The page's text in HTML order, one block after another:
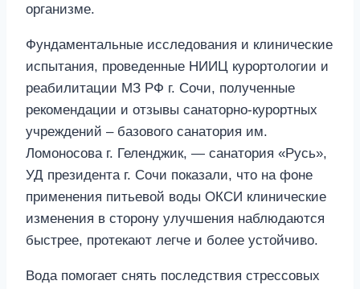
организме.
Фундаментальные исследования и клинические
испытания, проведенные НИИЦ курортологии и
реабилитации МЗ РФ г. Сочи, полученные
рекомендации и отзывы санаторно-курортных
учреждений – базового санатория им.
Ломоносова г. Геленджик, — санатория «Русь»,
УД президента г. Сочи показали, что на фоне
применения питьевой воды ОКСИ клинические
изменения в сторону улучшения наблюдаются
быстрее, протекают легче и более устойчиво.
Вода помогает снять последствия стрессовых